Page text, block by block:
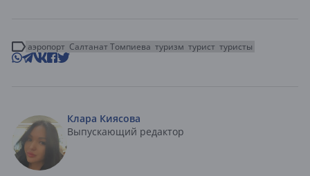
аэропорт Салтанат Томпиева туризм турист туристы
Клара Киясова
Выпускающий редактор